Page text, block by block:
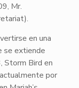
Mr.
en una
se extiende
Bird en
por